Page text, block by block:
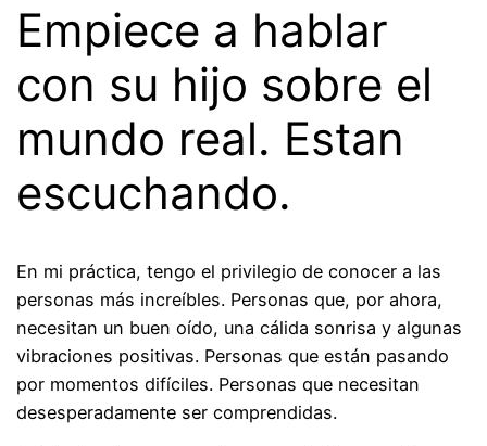
Empiece a hablar
con su hijo sobre el
mundo real. Estan
escuchando.
En mi práctica, tengo el privilegio de conocer a las
personas más increíbles. Personas que, por ahora,
necesitan un buen oído, una cálida sonrisa y algunas
vibraciones positivas. Personas que están pasando
por momentos difíciles. Personas que necesitan
desesperadamente ser comprendidas.